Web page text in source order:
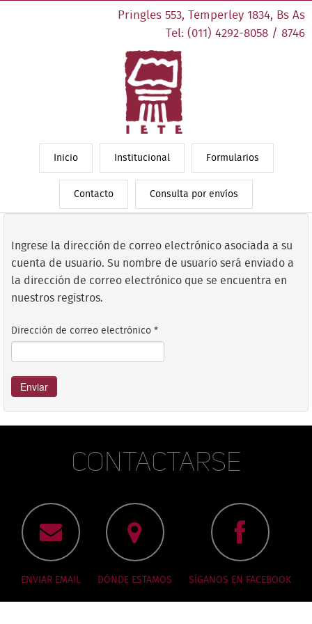
Pringles 553, Temperley 1834, Bs As
Tel: (011) 4292-8058 / 8746
Inicio Institucional Formularios
Contacto Consulta por envíos
Ingrese la dirección de correo electrónico asociada a su
cuenta de usuario. Su nombre de usuario será enviado a
la dirección de correo electrónico que se encuentra en
nuestros registros.
Dirección de correo electrónico*
Enviar
Contactarse
ENVIAR EMAIL DÓNDE ESTAMOS SÍGANOS EN FACEBOOK